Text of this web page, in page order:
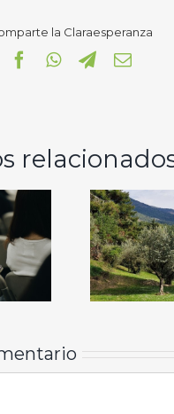
la Claraesperanza
Facebook
WhatsApp
Telegram
Correo